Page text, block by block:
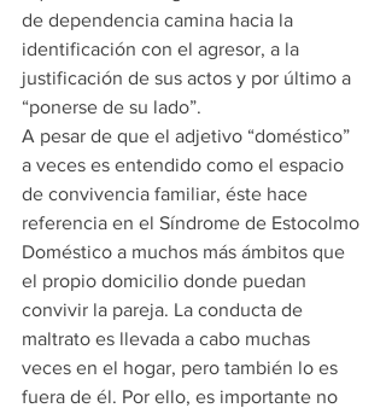
de dependencia camina hacia la
identificación con el agresor, a la
justificación de sus actos y por último a
“ponerse de su lado”.
A pesar de que el adjetivo “doméstico”
a veces es entendido como el espacio
de convivencia familiar, éste hace
referencia en el Síndrome de Estocolmo
Doméstico a muchos más ámbitos que
el propio domicilio donde puedan
convivir la pareja. La conducta de
maltrato es llevada a cabo muchas
veces en el hogar, pero también lo es
fuera de él. Por ello, es importante no